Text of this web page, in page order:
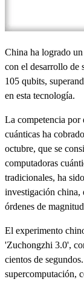
China ha logrado
con el desarrollo de
105 qubits,
en esta tecnología.
La competencia por
cuánticas ha
octubre, que se
computadoras
tradicionales, ha
investigación china,
órdenes de
El experimento
'Zuchongzhi 3.0',
cientos de
supercomputación,